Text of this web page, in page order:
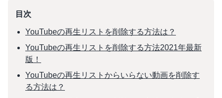
目次
YouTubeの再生リストを削除する方法は？
YouTubeの再生リストを削除する方法2021年最新
版！
YouTubeの再生リストからいらない動画を削除す
る方法は？